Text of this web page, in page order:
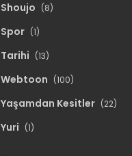
Shoujo (8)
Spor (1)
Tarihi (13)
Webtoon (100)
Yaşamdan Kesitler (22)
Yuri (1)